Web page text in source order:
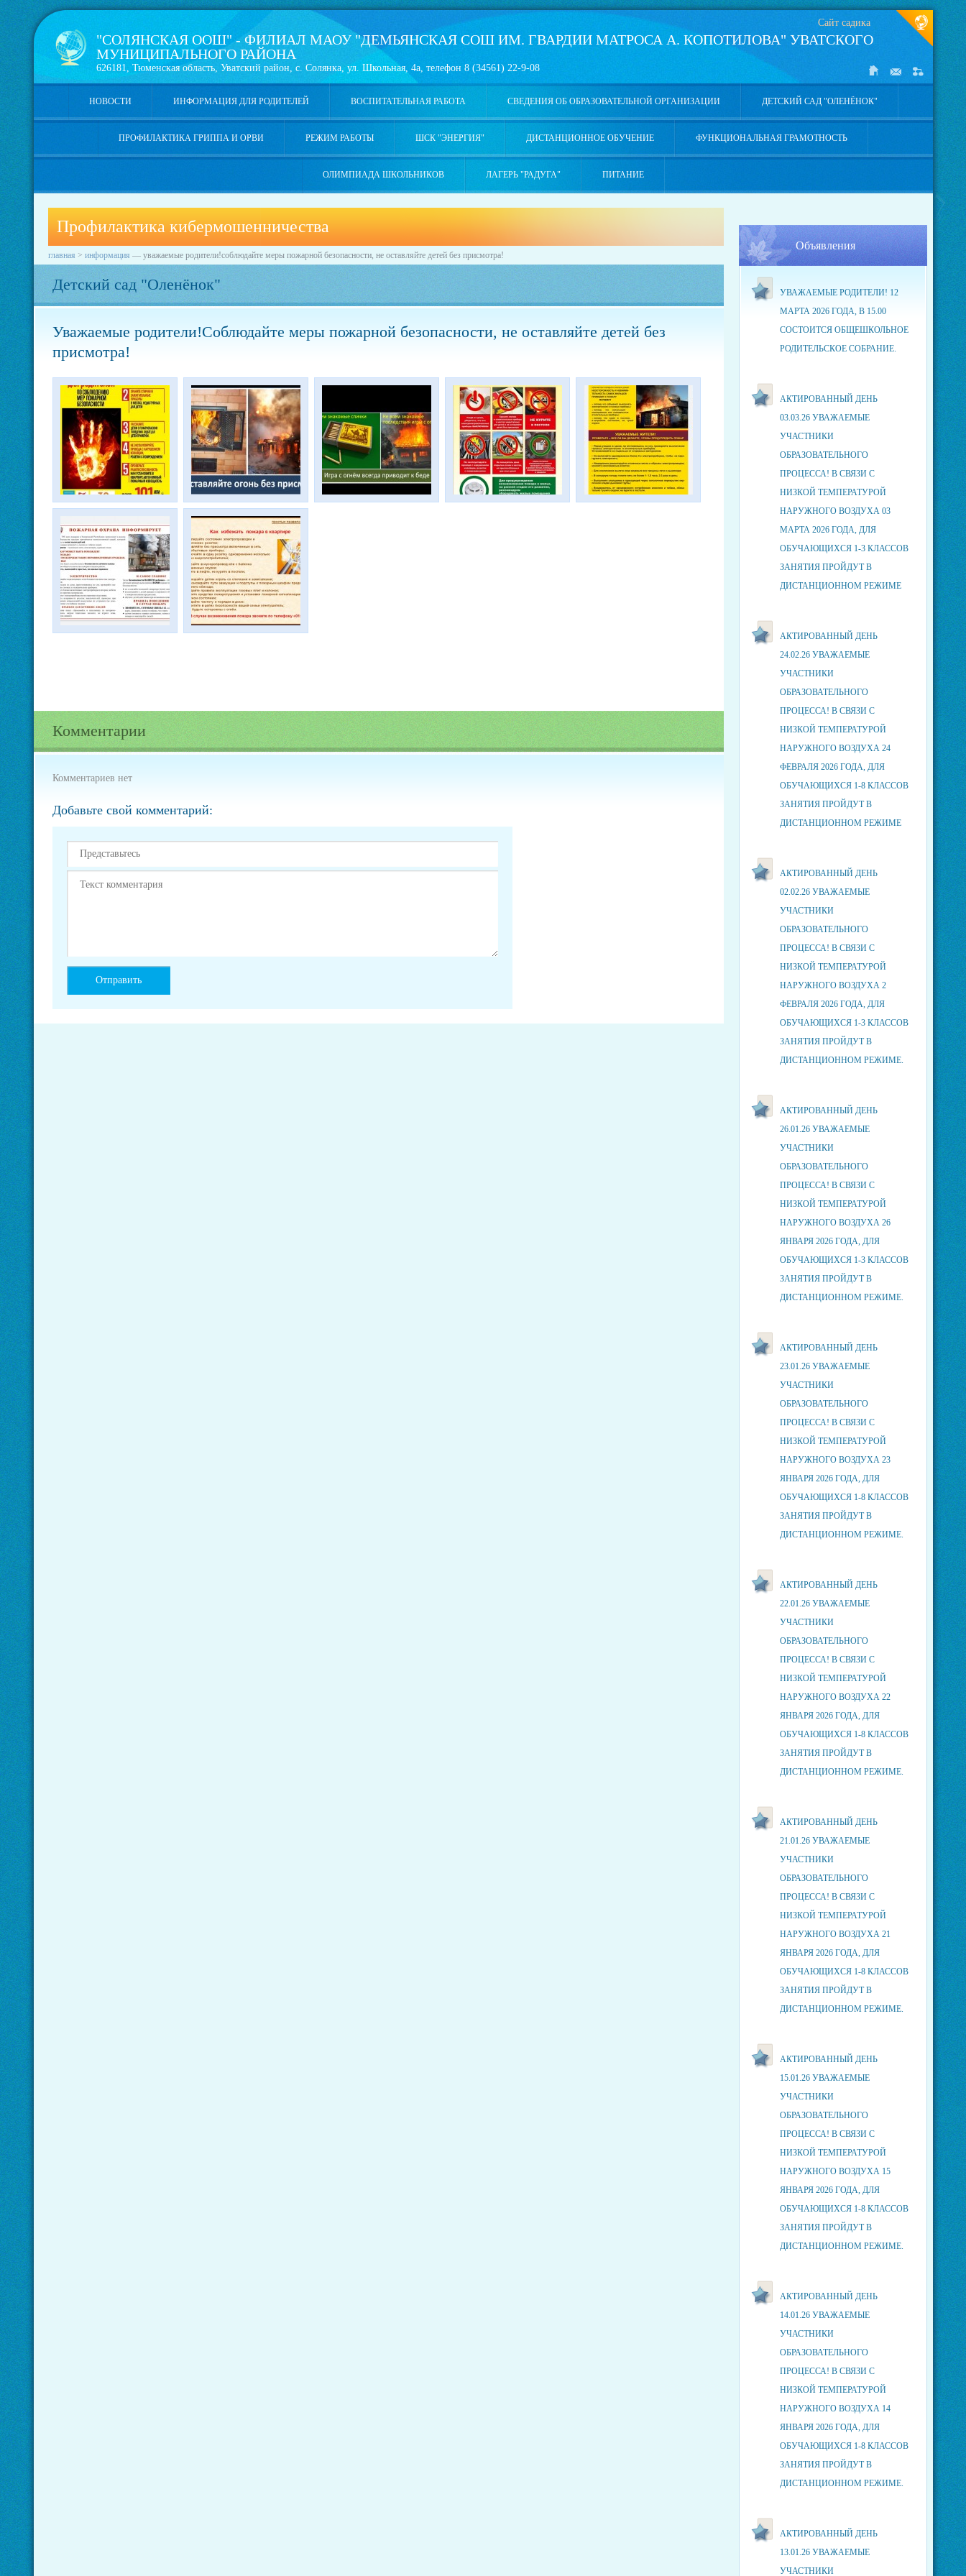
Профилактика кибермошенничества
главная > информация — уважаемые родители!соблюдайте меры пожарной безопасности, не оставляйте детей без присмотра!
Детский сад "Оленёнок"
Уважаемые родители!Соблюдайте меры пожарной безопасности, не оставляйте детей без
присмотра!
Комментарии
Комментариев нет
Добавьте свой комментарий:
Объявления
УВАЖАЕМЫЕ РОДИТЕЛИ! 12
МАРТА 2026 ГОДА, В 15.00
СОСТОИТСЯ ОБЩЕШКОЛЬНОЕ
РОДИТЕЛЬСКОЕ СОБРАНИЕ.
АКТИРОВАННЫЙ ДЕНЬ
03.03.26 УВАЖАЕМЫЕ
УЧАСТНИКИ
ОБРАЗОВАТЕЛЬНОГО
ПРОЦЕССА! В СВЯЗИ С
НИЗКОЙ ТЕМПЕРАТУРОЙ
НАРУЖНОГО ВОЗДУХА 03
МАРТА 2026 ГОДА, ДЛЯ
ОБУЧАЮЩИХСЯ 1-3 КЛАССОВ
ЗАНЯТИЯ ПРОЙДУТ В
ДИСТАНЦИОННОМ РЕЖИМЕ
АКТИРОВАННЫЙ ДЕНЬ
24.02.26 УВАЖАЕМЫЕ
УЧАСТНИКИ
ОБРАЗОВАТЕЛЬНОГО
ПРОЦЕССА! В СВЯЗИ С
НИЗКОЙ ТЕМПЕРАТУРОЙ
НАРУЖНОГО ВОЗДУХА 24
ФЕВРАЛЯ 2026 ГОДА, ДЛЯ
ОБУЧАЮЩИХСЯ 1-8 КЛАССОВ
ЗАНЯТИЯ ПРОЙДУТ В
ДИСТАНЦИОННОМ РЕЖИМЕ
АКТИРОВАННЫЙ ДЕНЬ
02.02.26 УВАЖАЕМЫЕ
УЧАСТНИКИ
ОБРАЗОВАТЕЛЬНОГО
ПРОЦЕССА! В СВЯЗИ С
НИЗКОЙ ТЕМПЕРАТУРОЙ
НАРУЖНОГО ВОЗДУХА 2
ФЕВРАЛЯ 2026 ГОДА, ДЛЯ
ОБУЧАЮЩИХСЯ 1-3 КЛАССОВ
ЗАНЯТИЯ ПРОЙДУТ В
ДИСТАНЦИОННОМ РЕЖИМЕ.
АКТИРОВАННЫЙ ДЕНЬ
26.01.26 УВАЖАЕМЫЕ
УЧАСТНИКИ
ОБРАЗОВАТЕЛЬНОГО
ПРОЦЕССА! В СВЯЗИ С
НИЗКОЙ ТЕМПЕРАТУРОЙ
НАРУЖНОГО ВОЗДУХА 26
ЯНВАРЯ 2026 ГОДА, ДЛЯ
ОБУЧАЮЩИХСЯ 1-3 КЛАССОВ
ЗАНЯТИЯ ПРОЙДУТ В
ДИСТАНЦИОННОМ РЕЖИМЕ.
АКТИРОВАННЫЙ ДЕНЬ
23.01.26 УВАЖАЕМЫЕ
УЧАСТНИКИ
ОБРАЗОВАТЕЛЬНОГО
ПРОЦЕССА! В СВЯЗИ С
НИЗКОЙ ТЕМПЕРАТУРОЙ
НАРУЖНОГО ВОЗДУХА 23
ЯНВАРЯ 2026 ГОДА, ДЛЯ
ОБУЧАЮЩИХСЯ 1-8 КЛАССОВ
ЗАНЯТИЯ ПРОЙДУТ В
ДИСТАНЦИОННОМ РЕЖИМЕ.
АКТИРОВАННЫЙ ДЕНЬ
22.01.26 УВАЖАЕМЫЕ
УЧАСТНИКИ
ОБРАЗОВАТЕЛЬНОГО
ПРОЦЕССА! В СВЯЗИ С
НИЗКОЙ ТЕМПЕРАТУРОЙ
НАРУЖНОГО ВОЗДУХА 22
ЯНВАРЯ 2026 ГОДА, ДЛЯ
ОБУЧАЮЩИХСЯ 1-8 КЛАССОВ
ЗАНЯТИЯ ПРОЙДУТ В
ДИСТАНЦИОННОМ РЕЖИМЕ.
АКТИРОВАННЫЙ ДЕНЬ
21.01.26 УВАЖАЕМЫЕ
УЧАСТНИКИ
ОБРАЗОВАТЕЛЬНОГО
ПРОЦЕССА! В СВЯЗИ С
НИЗКОЙ ТЕМПЕРАТУРОЙ
НАРУЖНОГО ВОЗДУХА 21
ЯНВАРЯ 2026 ГОДА, ДЛЯ
ОБУЧАЮЩИХСЯ 1-8 КЛАССОВ
ЗАНЯТИЯ ПРОЙДУТ В
ДИСТАНЦИОННОМ РЕЖИМЕ.
АКТИРОВАННЫЙ ДЕНЬ
15.01.26 УВАЖАЕМЫЕ
УЧАСТНИКИ
ОБРАЗОВАТЕЛЬНОГО
ПРОЦЕССА! В СВЯЗИ С
НИЗКОЙ ТЕМПЕРАТУРОЙ
НАРУЖНОГО ВОЗДУХА 15
ЯНВАРЯ 2026 ГОДА, ДЛЯ
ОБУЧАЮЩИХСЯ 1-8 КЛАССОВ
ЗАНЯТИЯ ПРОЙДУТ В
ДИСТАНЦИОННОМ РЕЖИМЕ.
АКТИРОВАННЫЙ ДЕНЬ
14.01.26 УВАЖАЕМЫЕ
УЧАСТНИКИ
ОБРАЗОВАТЕЛЬНОГО
ПРОЦЕССА! В СВЯЗИ С
НИЗКОЙ ТЕМПЕРАТУРОЙ
НАРУЖНОГО ВОЗДУХА 14
ЯНВАРЯ 2026 ГОДА, ДЛЯ
ОБУЧАЮЩИХСЯ 1-8 КЛАССОВ
ЗАНЯТИЯ ПРОЙДУТ В
ДИСТАНЦИОННОМ РЕЖИМЕ.
АКТИРОВАННЫЙ ДЕНЬ
13.01.26 УВАЖАЕМЫЕ
УЧАСТНИКИ
"СОЛЯНСКАЯ ООШ" - ФИЛИАЛ МАОУ "ДЕМЬЯНСКАЯ СОШ ИМ. ГВАРДИИ МАТРОСА А. КОПОТИЛОВА" УВАТСКОГО
МУНИЦИПАЛЬНОГО РАЙОНА
626181, Тюменская область, Уватский район, с. Солянка, ул. Школьная, 4а, телефон 8 (34561) 22-9-08
Сайт садика
НОВОСТИ ИНФОРМАЦИЯ ДЛЯ РОДИТЕЛЕЙ ВОСПИТАТЕЛЬНАЯ РАБОТА СВЕДЕНИЯ ОБ ОБРАЗОВАТЕЛЬНОЙ ОРГАНИЗАЦИИ ДЕТСКИЙ САД "ОЛЕНЁНОК"
ПРОФИЛАКТИКА ГРИППА И ОРВИ РЕЖИМ РАБОТЫ ШСК "ЭНЕРГИЯ" ДИСТАНЦИОННОЕ ОБУЧЕНИЕ ФУНКЦИОНАЛЬНАЯ ГРАМОТНОСТЬ
ОЛИМПИАДА ШКОЛЬНИКОВ ЛАГЕРЬ "РАДУГА" ПИТАНИЕ